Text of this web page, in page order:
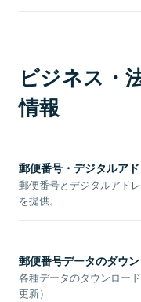
ビジネス・
情報
郵便番号・デジタルア
郵便番号とデジタルアド
を提供。
郵便番号データのダウ
各種データのダウンロー
更新）